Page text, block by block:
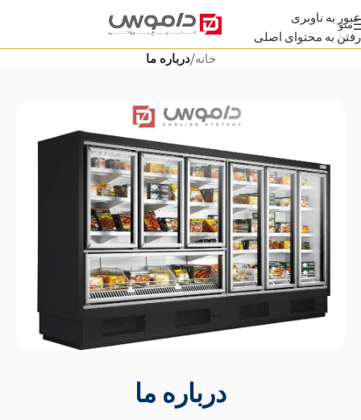
عبور به ناوبری
رفتن به محتوای اصلی
منو
خانه/درباره ما
درباره ما